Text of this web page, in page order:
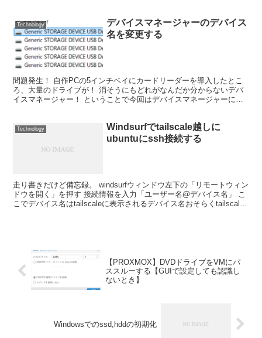
Technology
デバイスマネージャーのデバイス
名を変更する
問題発生！ 自作PCの5インチベイにカードリーダーを導入したとこ
ろ、大量のドライブが！ 消そうにもどれがなんだか分からないデバ
イスマネージャー！ ということで今回はデバイスマネージャーに表
Technology
Windsurfでtailscale越しに
ubuntuにssh接続する
走り書きだけど備忘録。 windsurfウィンドウ左下の「リモートウィン
ドウを開く」を押す 接続情報を入力「ユーザー名@デバイス名」 こ
こでデバイス名はtailscaleに表示されるデバイス名おそらくtailscale
【PROXMOX】DVDドライブをVMにパ
ススルーする【GUIで設定しても認識し
ないとき】
Windowsでのssd,hddの初期化